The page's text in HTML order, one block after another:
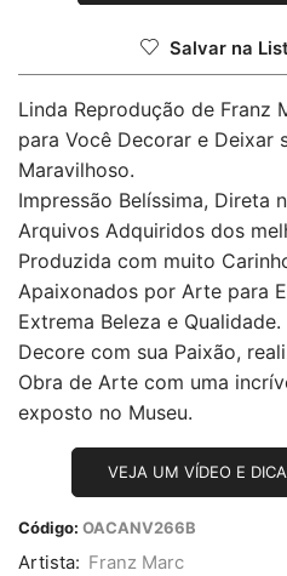
Salvar na
Linda Reprodução de Franz
para Você Decorar e Deixar
Maravilhoso.
Impressão Belíssima, Direta
Arquivos Adquiridos dos
Produzida com muito
Apaixonados por Arte para
Extrema Beleza e Qualidade.
Decore com sua Paixão,
Obra de Arte com uma
exposto no Museu.
VEJA UM VÍDEO E
Código: OACANV266B
Artista: Franz Marc